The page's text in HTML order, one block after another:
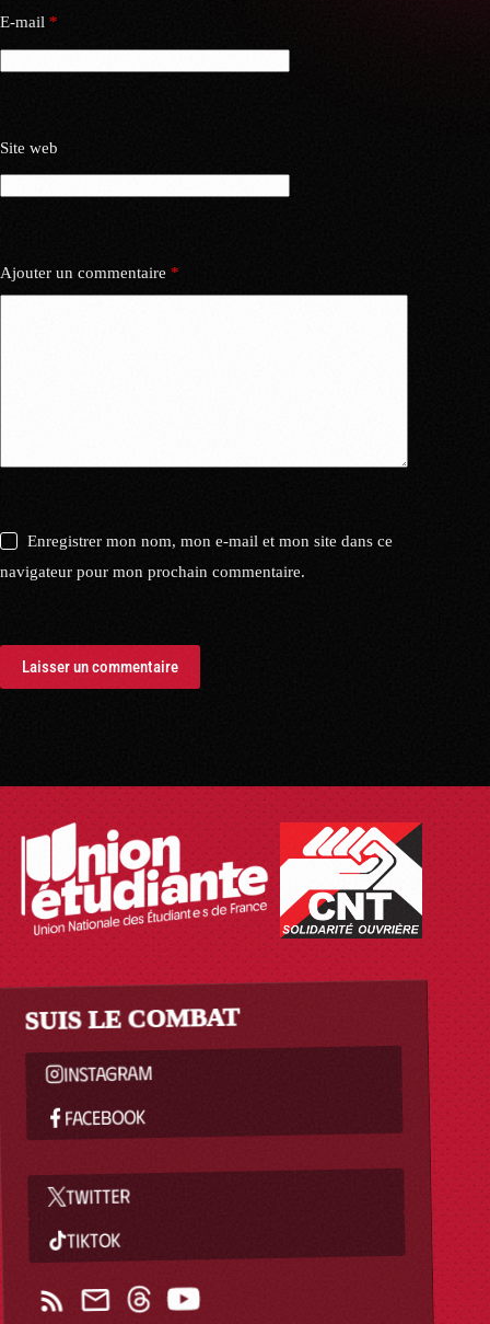
E-mail *
Site web
Ajouter un commentaire *
Enregistrer mon nom, mon e-mail et mon site dans ce
navigateur pour mon prochain commentaire.
Laisser un commentaire
SUIS LE COMBAT
INSTAGRAM
FACEBOOK
TWITTER
TIKTOK